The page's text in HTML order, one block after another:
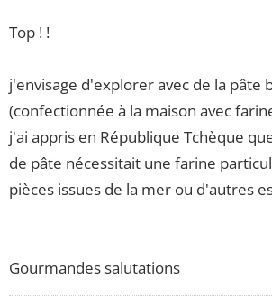
Top ! !
j'envisage d'explorer avec de la pâte
(confectionnée à la maison avec
j'ai appris en République Tchèque
de pâte nécessitait une farine
pièces issues de la mer ou d'autres
Gourmandes salutations